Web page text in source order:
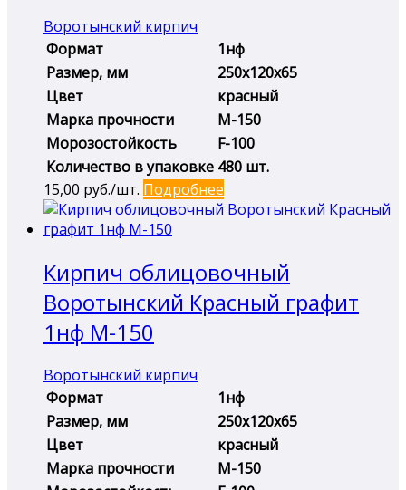
Воротынский кирпич
Формат
1нф
Размер, мм
250х120х65
Цвет
красный
Марка прочности
М-150
Морозостойкость
F-100
Количество в упаковке 480 шт.
15,00 руб./шт. Подробнее
Кирпич облицовочный
Воротынский Красный графит
1нф М-150
Воротынский кирпич
Формат
1нф
Размер, мм
250х120х65
Цвет
красный
Марка прочности
М-150